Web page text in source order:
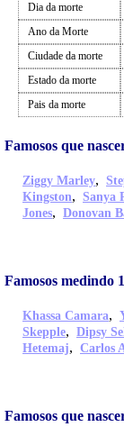
Dia da morte
Ano da Morte
Ciudade da morte
Estado da morte
Pais da morte
Famosos que
Ziggy Marley,
Kingston, Sanya
Jones, Donovan
Famosos medindo
Khassa Camara,
Skepple, Dipsy
Hetemaj, Carlos
Famosos que